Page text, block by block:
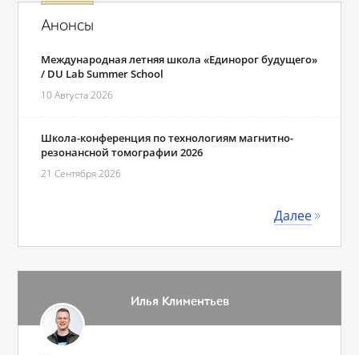
Анонсы
Международная летняя школа «Единорог будущего»
/ DU Lab Summer School
10 Августа 2026
Школа-конференция по технологиям магнитно-
резонансной томографии 2026
21 Сентября 2026
Далее
Илья Климентьев